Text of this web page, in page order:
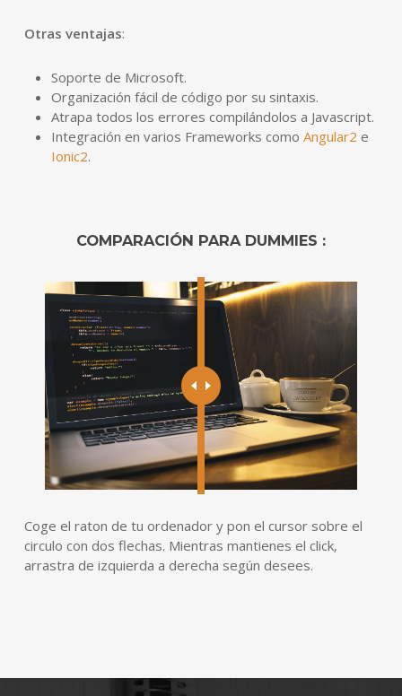
Otras ventajas:
Soporte de Microsoft.
Organización fácil de código por su sintaxis.
Atrapa todos los errores compilándolos a Javascript.
Integración en varios Frameworks como Angular2 e
Ionic2.
COMPARACIÓN PARA DUMMIES :
Coge el raton de tu ordenador y pon el cursor sobre el
circulo con dos flechas. Mientras mantienes el click,
arrastra de izquierda a derecha según desees.